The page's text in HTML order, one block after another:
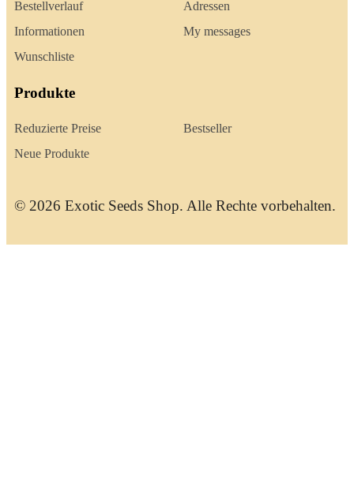
Bestellverlauf
Informationen
Wunschliste
Adressen
My messages
Produkte
Reduzierte Preise
Neue Produkte
Bestseller
© 2026 Exotic Seeds Shop. Alle Rechte vorbehalten.